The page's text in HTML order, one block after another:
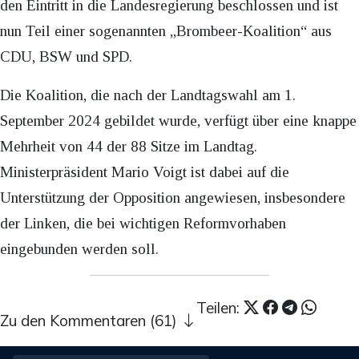
den Eintritt in die Landesregierung beschlossen und ist
nun Teil einer sogenannten „Brombeer-Koalition“ aus
CDU, BSW und SPD.
Die Koalition, die nach der Landtagswahl am 1.
September 2024 gebildet wurde, verfügt über eine knappe
Mehrheit von 44 der 88 Sitze im Landtag.
Ministerpräsident Mario Voigt ist dabei auf die
Unterstützung der Opposition angewiesen, insbesondere
der Linken, die bei wichtigen Reformvorhaben
eingebunden werden soll.
Teilen:
Zu den Kommentaren (61)